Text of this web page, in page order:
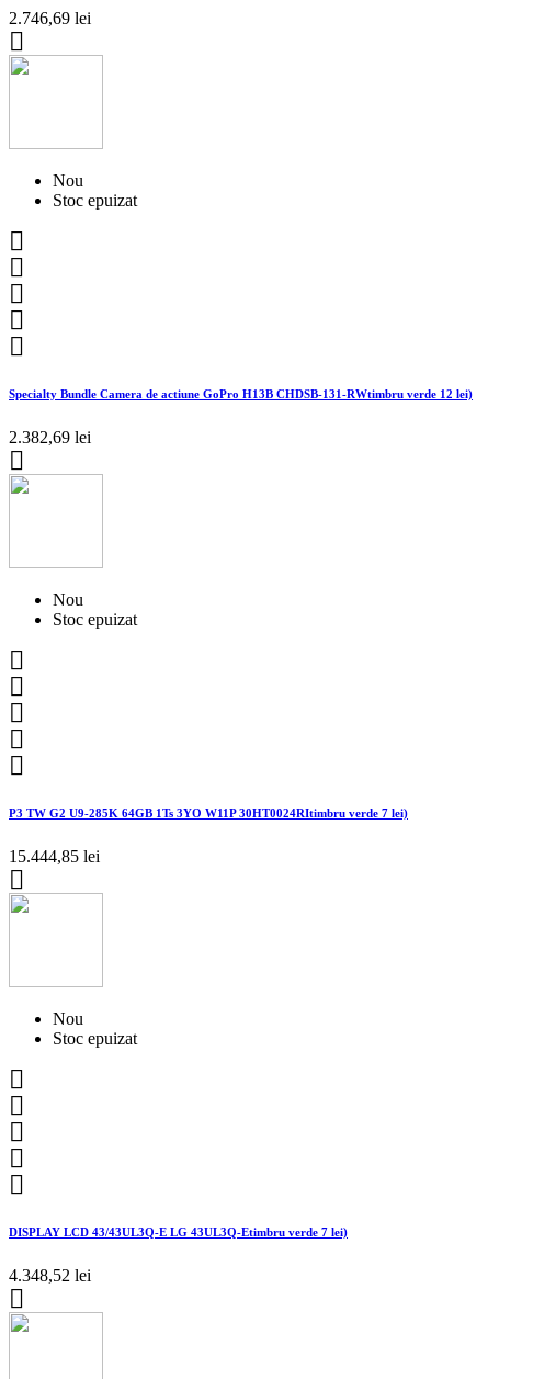
2.746,69 lei

Nou
Stoc epuizat





Specialty Bundle Camera de actiune GoPro H13B CHDSB-131-RWtimbru verde 12 lei)
2.382,69 lei

Nou
Stoc epuizat





P3 TW G2 U9-285K 64GB 1Ts 3YO W11P 30HT0024RItimbru verde 7 lei)
15.444,85 lei

Nou
Stoc epuizat





DISPLAY LCD 43/43UL3Q-E LG 43UL3Q-Etimbru verde 7 lei)
4.348,52 lei
